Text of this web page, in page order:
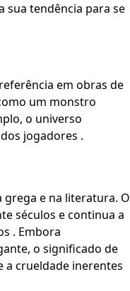
sua tendência para se
em obras de
um monstro
o universo
jogadores .
e na literatura. O
séculos e continua a
. Embora
o significado de
a crueldade inerentes